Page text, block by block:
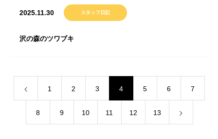
2025.11.30 スタッフ日記
沢の森のツワブキ
1 2 3 4 5 6 7
8 9 10 11 12 13